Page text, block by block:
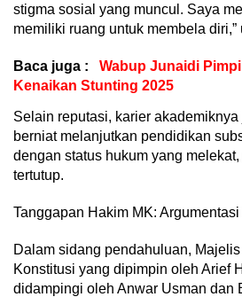
stigma sosial yang muncul. Saya
memiliki ruang untuk membela diri,”
Baca juga :
Wabup Junaidi
Kenaikan Stunting 2025
Selain reputasi, karier akademiknya
berniat melanjutkan pendidikan
dengan status hukum yang
tertutup.
Tanggapan Hakim MK:
Dalam sidang pendahuluan,
Konstitusi yang dipimpin oleh Arief
didampingi oleh Anwar Usman dan